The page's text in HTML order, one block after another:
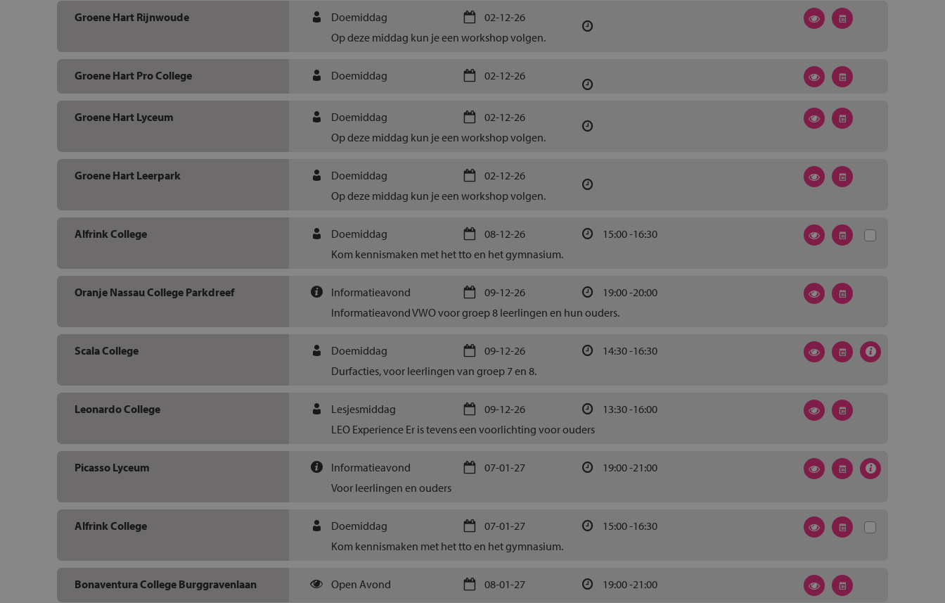
Groene Hart Rijnwoude Doemiddag
02-12-26
Op deze middag kun je een workshop volgen.
Groene Hart Pro College Doemiddag 02-12-26
Groene Hart Lyceum Doemiddag
02-12-26
Op deze middag kun je een workshop volgen.
Groene Hart Leerpark Doemiddag
02-12-26
Op deze middag kun je een workshop volgen.
Alfrink College Doemiddag 08-12-26
15:00 -16:30
Kom kennismaken met het tto en het gymnasium.
Oranje Nassau College Parkdreef Informatieavond 09-12-26
19:00 -20:00
Informatieavond VWO voor groep 8 leerlingen en hun ouders.
Scala College Doemiddag 09-12-26
14:30 -16:30
Durfacties, voor leerlingen van groep 7 en 8.
Leonardo College Lesjesmiddag 09-12-26
13:30 -16:00
LEO Experience Er is tevens een voorlichting voor ouders
Picasso Lyceum Informatieavond 07-01-27
19:00 -21:00
Voor leerlingen en ouders
Alfrink College Doemiddag 07-01-27
15:00 -16:30
Kom kennismaken met het tto en het gymnasium.
Bonaventura College Burggravenlaan Open Avond 08-01-27 19:00 -21:00